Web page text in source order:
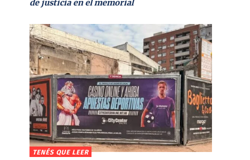
de justicia en el memorial
TENÉS QUE LEER